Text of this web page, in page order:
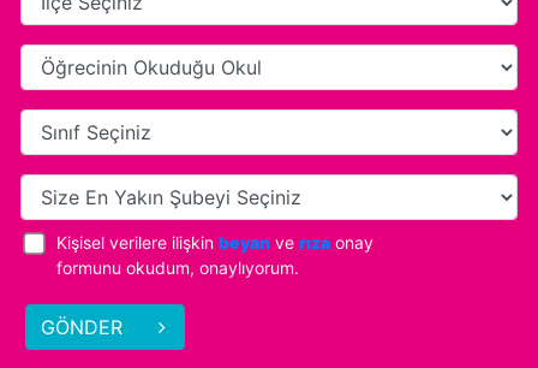
Kişisel verilere ilişkin beyan ve rıza onay
formunu okudum, onaylıyorum.
GÖNDER